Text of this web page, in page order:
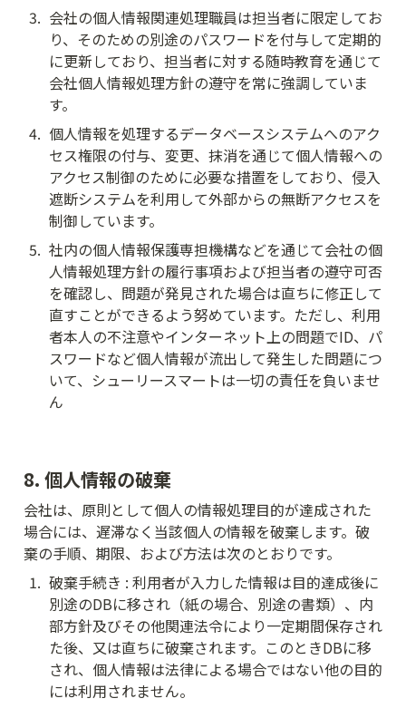
3. 会社の個人情報関連処理職員は担当者に限定してお
り、そのための別途のパスワードを付与して定期的
に更新しており、担当者に対する随時教育を通じて
会社個人情報処理方針の遵守を常に強調していま
す。
4. 個人情報を処理するデータベースシステムへのアク
セス権限の付与、変更、抹消を通じて個人情報への
アクセス制御のために必要な措置をしており、侵入
遮断システムを利用して外部からの無断アクセスを
制御しています。
5. 社内の個人情報保護専担機構などを通じて会社の個
人情報処理方針の履行事項および担当者の遵守可否
を確認し、問題が発見された場合は直ちに修正して
直すことができるよう努めています。ただし、利用
者本人の不注意やインターネット上の問題でID、パ
スワードなど個人情報が流出して発生した問題につ
いて、シューリースマートは一切の責任を負いませ
ん
8. 個人情報の破棄
会社は、原則として個人の情報処理目的が達成された
場合には、遅滞なく当該個人の情報を破棄します。破
棄の手順、期限、および方法は次のとおりです。
1. 破棄手続き : 利用者が入力した情報は目的達成後に
別途のDBに移され（紙の場合、別途の書類）、内
部方針及びその他関連法令により一定期間保存され
た後、又は直ちに破棄されます。このときDBに移
され、個人情報は法律による場合ではない他の目的
には利用されません。